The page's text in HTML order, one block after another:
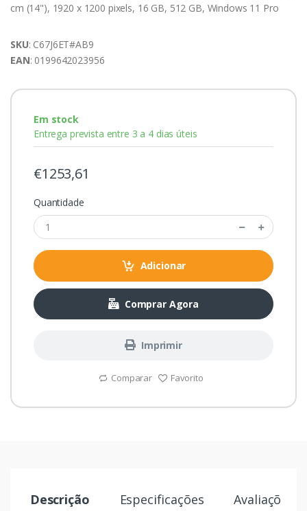
cm (14"), 1920 x 1200 pixels, 16 GB, 512 GB, Windows 11 Pro
SKU: C67J6ET#AB9
EAN: 0199642023956
Em stock
Entrega prevista entre 3 a 4 dias úteis
€1253,61
Quantidade
Adicionar
Comprar Agora
Imprimir
Comparar Favorito
Descrição Especificações Avaliações